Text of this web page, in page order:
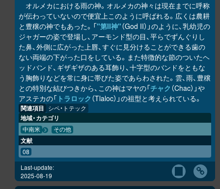
オルメカにおける雨の神。オルメカの神々は現在までに呼称
が伝わっていないので便宜上このように呼ばれる。広くは農耕
と豊穣の神でもあった。「"第II神"（God II）」のように、乳幼児の
ジャガーの姿で登場し、アーモンド型の目、平らでずんぐりし
た鼻、外側に広がった上唇、すぐに見分けることができる歯の
ない両端の下がった口をしている。また特徴的な節のついたヘ
ッドバンド、ギザギザのある耳飾り、十字型のバンドをともな
う胸飾りなどを常に身に帯びた姿であらわされた。雲、雨、豊穣
との特別な結びつきから、この神はマヤの「チャク （Chac）」や
アステカの「 トラロック （Tlaloc）」の祖型と考えられている。
関連項目 シペ・トテック
地域・カテゴリ
中南米 その他
文献
08
Last-update:
2025-08-19